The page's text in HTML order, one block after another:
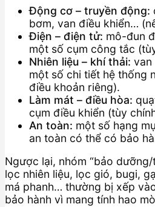
Động cơ – truyền động:
bơm, van điều khiển…
Điện – điện tử: mô-đun
một số cụm công tắc
Nhiên liệu – khí thải: van
một số chi tiết hệ thống
điều khoản riêng).
Làm mát – điều hòa:
cụm điều khiển (tùy
An toàn: một số hạng
an toàn có thể có bảo
Ngược lại, nhóm “bảo
lọc nhiên liệu, lọc gió, bugi,
má phanh… thường bị xếp
bảo hành vì mang tính hao